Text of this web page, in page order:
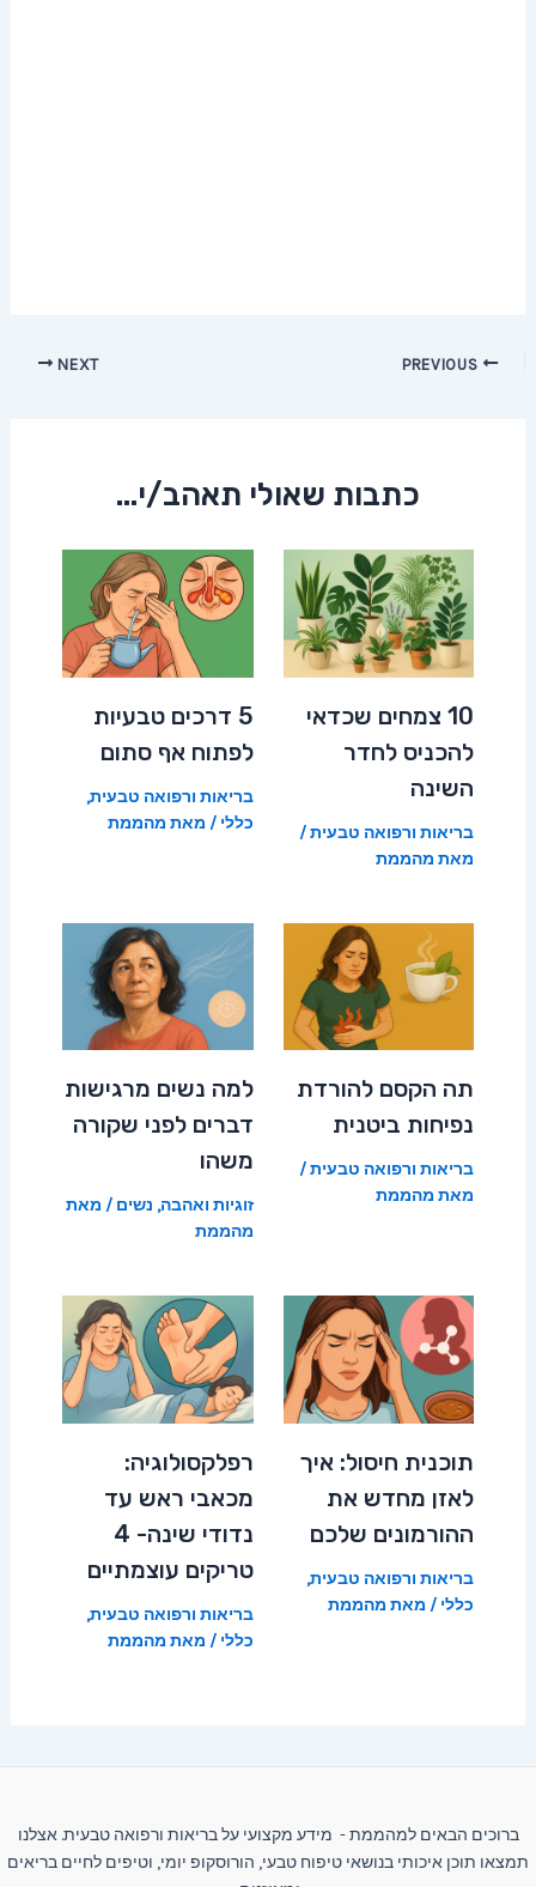
Post
NEXT
כתבות שאולי תאהב/י...
10 צמחים שכדאי
להכניס לחדר
השינה
בריאות ורפואה טבעית/
מאת מהממת
5 דרכים טבעיות
לפתוח אף סתום
בריאות ורפואה טבעית,
כללי / מאת מהממת
תה הקסם להורדת
נפיחות ביטנית
בריאות ורפואה טבעית/
מאת מהממת
למה נשים מרגישות
דברים לפני שקורה
משהו
זוגיות ואהבה, נשים / מאת
מהממת
תוכנית חיסול: איך
לאזן מחדש את
ההורמונים שלכם
בריאות ורפואה טבעית,
כללי / מאת מהממת
רפלקסולוגיה:
מכאבי ראש עד
נדודי שינה- 4
טריקים עוצמתיים
בריאות ורפואה טבעית,
כללי / מאת מהממת
ברוכים הבאים למהממת - מידע מקצועי על בריאות ורפואה טבעית. אצלנו
תמצאו תוכן איכותי בנושאי טיפוח טבעי, הורוסקופ יומי, וטיפים לחיים בריאים